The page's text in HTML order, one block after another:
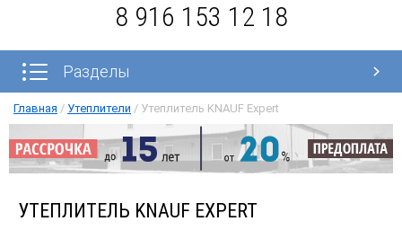
8 916 153 12 18
Разделы
Главная / Утеплители / Утеплитель KNAUF Expert
УТЕПЛИТЕЛЬ KNAUF EXPERT